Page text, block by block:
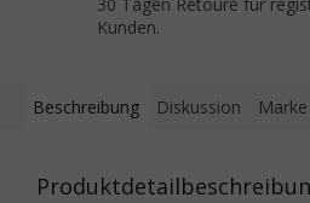
Kunden.
Beschreibung Diskussion Marke